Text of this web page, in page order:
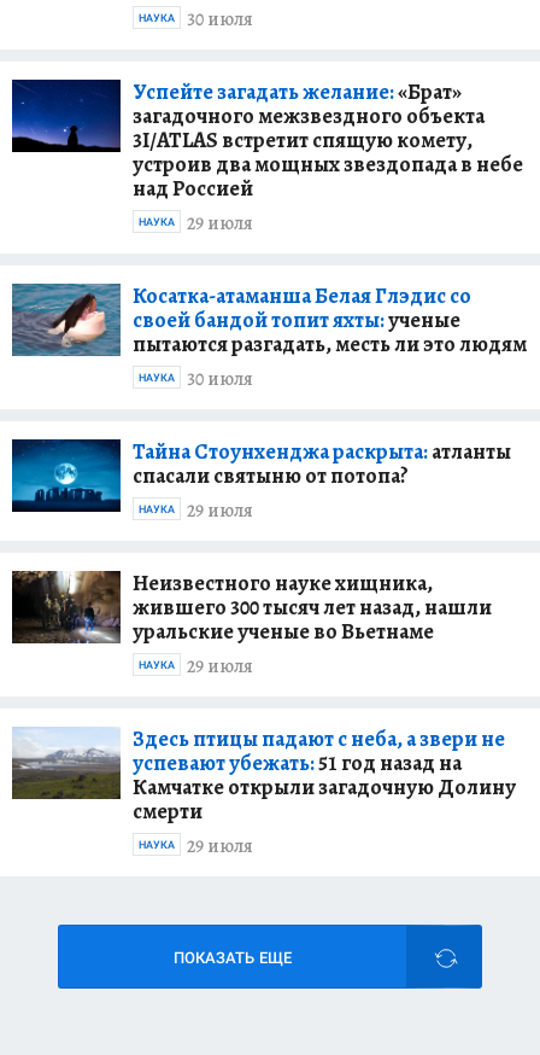
30 июля
НАУКА
Успейте загадать желание:«Брат»
загадочного межзвездного объекта
3I/ATLAS встретит спящую комету,
устроив два мощных звездопада в небе
над Россией
29 июля
НАУКА
Косатка-атаманша Белая Глэдис со
своей бандой топит яхты:ученые
пытаются разгадать, месть ли это людям
30 июля
НАУКА
Тайна Стоунхенджа раскрыта:атланты
спасали святыню от потопа?
29 июля
НАУКА
Неизвестного науке хищника,
жившего 300 тысяч лет назад, нашли
уральские ученые во Вьетнаме
29 июля
НАУКА
Здесь птицы падают с неба, а звери не
успевают убежать:51 год назад на
Камчатке открыли загадочную Долину
смерти
29 июля
НАУКА
ПОКАЗАТЬ ЕЩЕ